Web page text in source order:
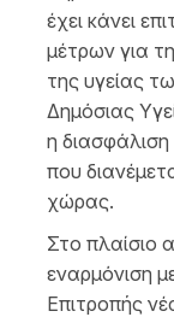
έχει κάνει
μέτρων για
της υγείας
Δημόσιας
η
που
χώρας.
Στο πλαίσιο
εναρμόνιση
Επιτροπής